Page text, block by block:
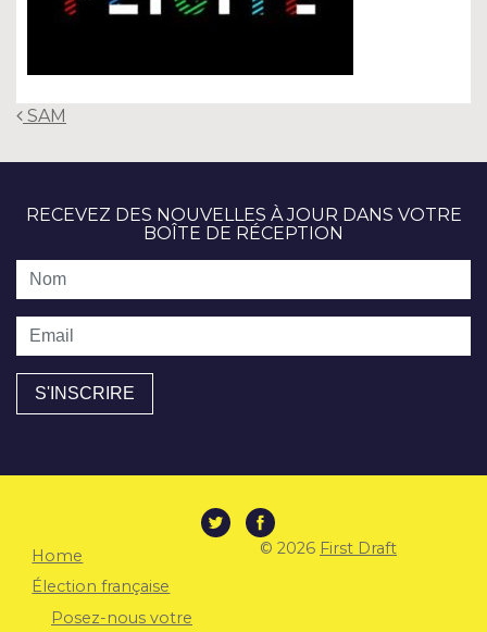
Post
navigation
SAM
RECEVEZ DES NOUVELLES À JOUR DANS VOTRE
BOÎTE DE RÉCEPTION
Nom
Email
Home
Élection française
Posez-nous votre
© 2026 First Draft